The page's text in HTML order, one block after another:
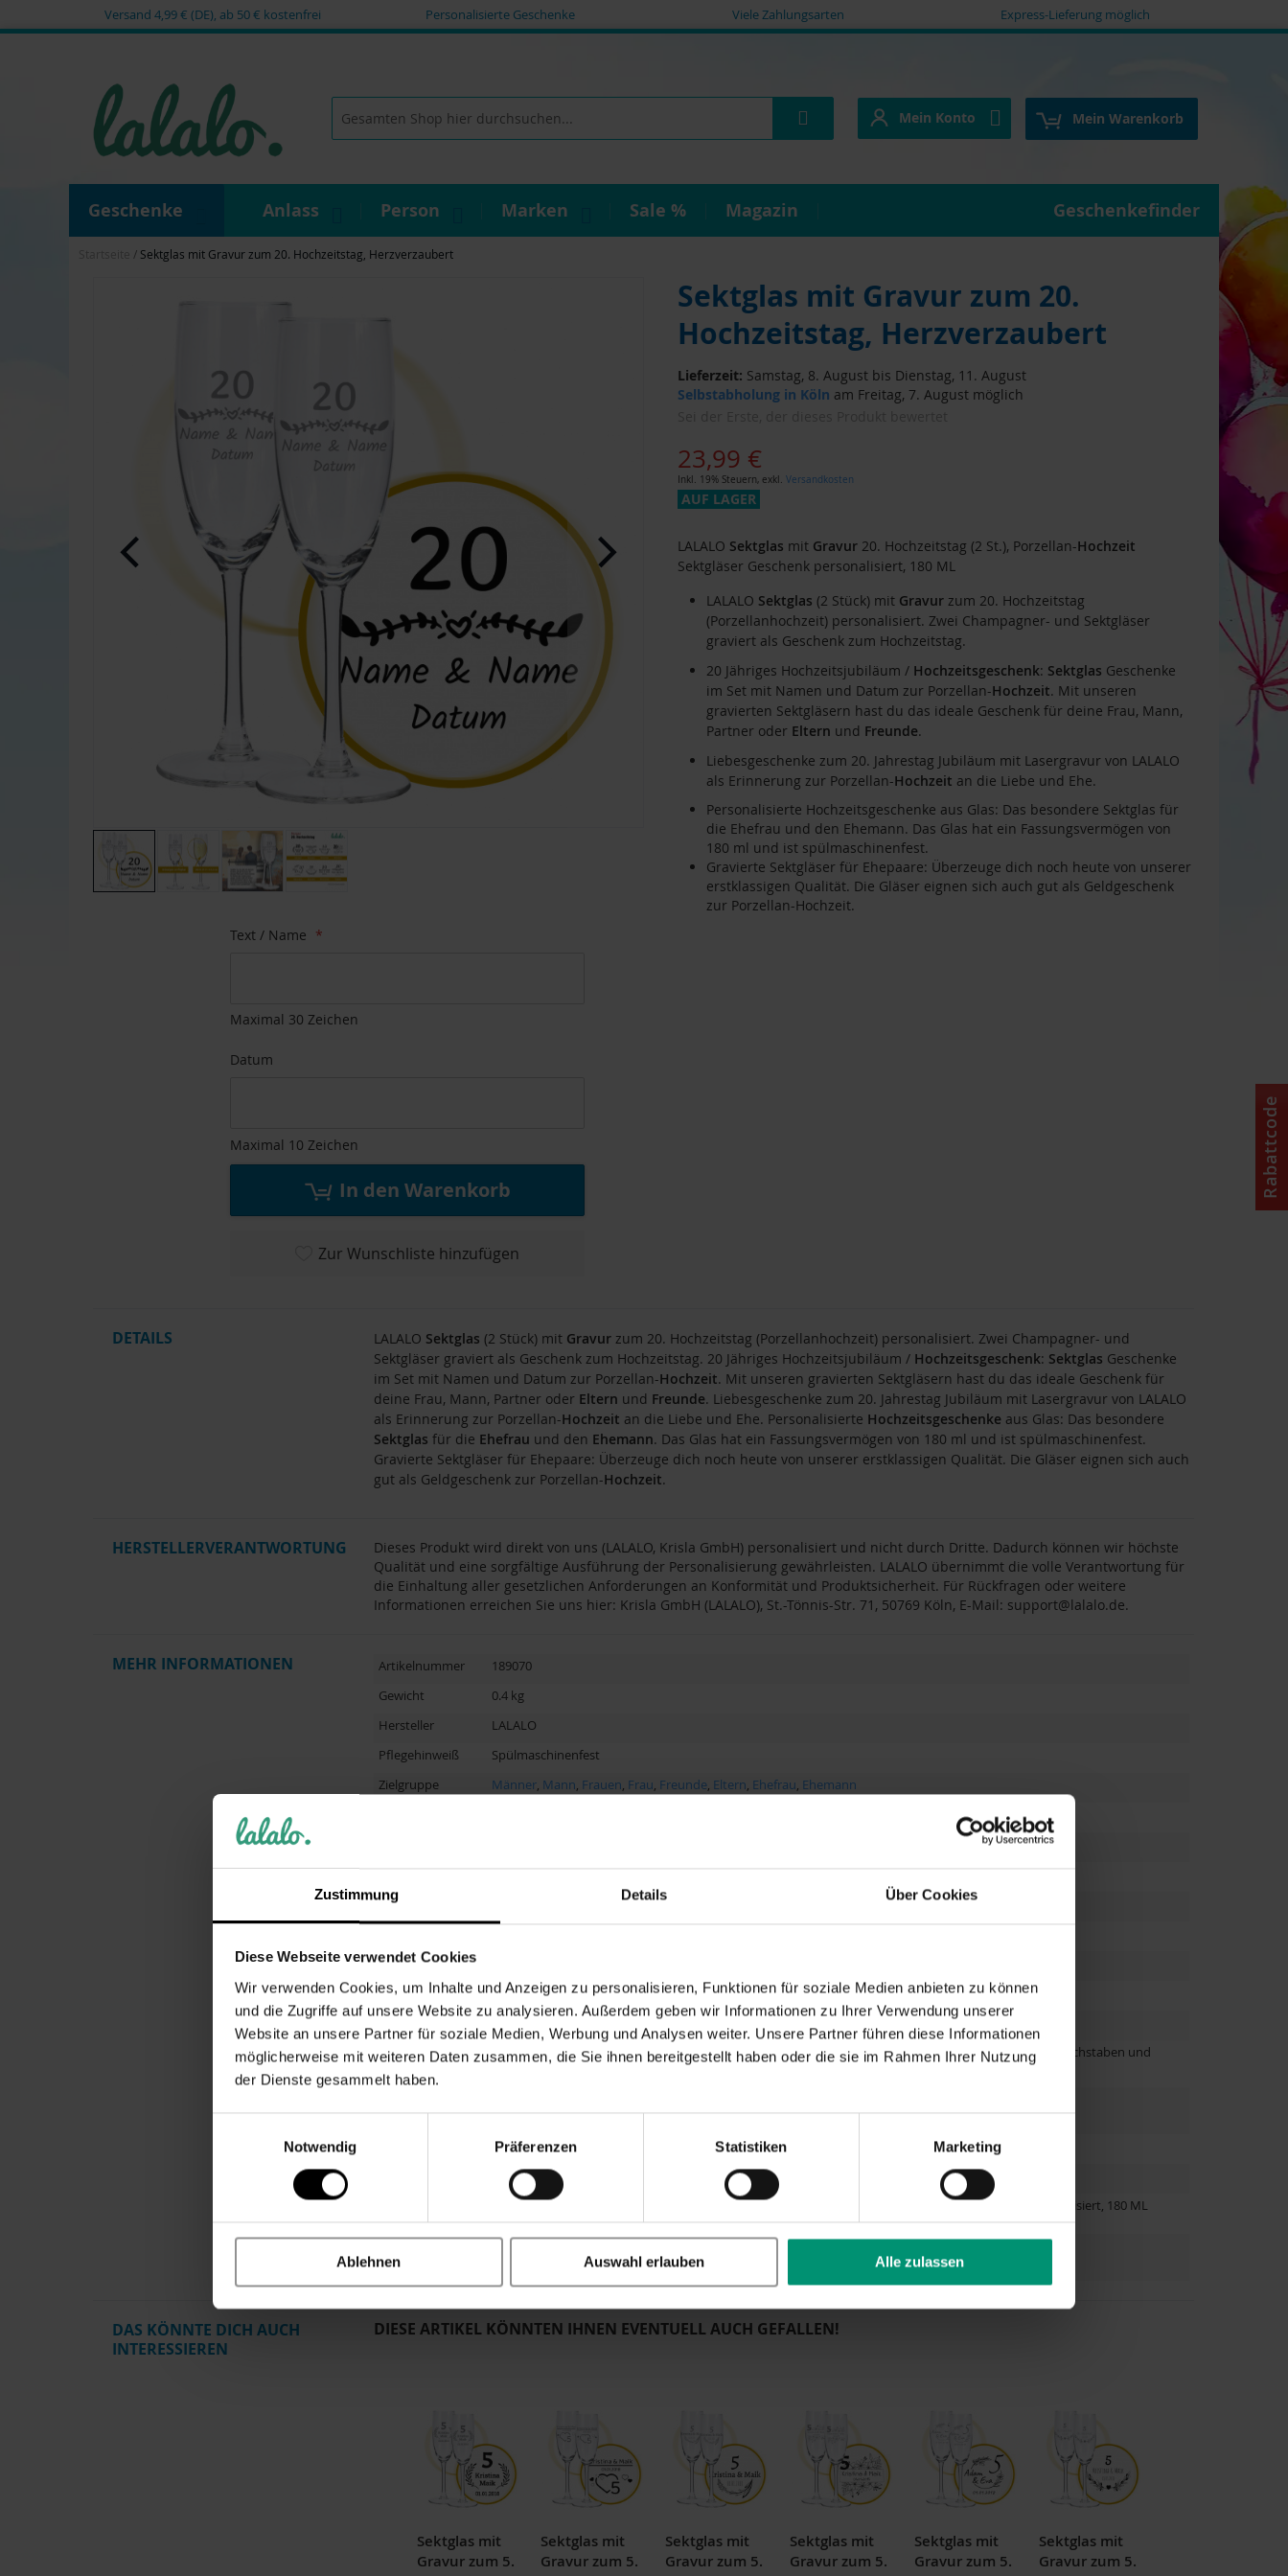
Zustimmung Details Über Cookies
Diese Webseite verwendet Cookies
Wir verwenden Cookies, um Inhalte und Anzeigen zu personalisieren, Funktionen für soziale Medien anbieten zu können
und die Zugriffe auf unsere Website zu analysieren. Außerdem geben wir Informationen zu Ihrer Verwendung unserer
Website an unsere Partner für soziale Medien, Werbung und Analysen weiter. Unsere Partner führen diese Informationen
möglicherweise mit weiteren Daten zusammen, die Sie ihnen bereitgestellt haben oder die sie im Rahmen Ihrer Nutzung
der Dienste gesammelt haben.
Notwendig
Präferenzen Statistiken Marketing
Ablehnen Auswahl erlauben Alle zulassen
Versand 4,99 € (DE), ab 50 € kostenfrei Personalisierte Geschenke Viele Zahlungsarten Express-Lieferung möglich
springen
Mein Warenkorb
Mein Konto
Mein Konto
Geschenke Anlass Person Marken Sale % Magazin Geschenkefinder
Sektglas mit Gravur zum 20. Hochzeitstag, Herzverzaubert
Sektglas mit Gravur zum 20.
Hochzeitstag, Herzverzaubert
Lieferzeit: Samstag, 8. August bis Dienstag, 11. August
Selbstabholung in Köln am Freitag, 7. August möglich
23,99 €
Inkl. 19% Steuern, exkl. Versandkosten
AUF LAGER
LALALO Sektglas mit Gravur20. Hochzeitstag (2 St.), Porzellan-Hochzeit
Sektgläser Geschenk personalisiert, 180 ML
LALALO Sektglas (2 Stück) mit Gravurzum 20. Hochzeitstag
(Porzellanhochzeit) personalisiert. Zwei Champagner- und Sektgläser
graviert als Geschenk zum Hochzeitstag.
20 Jähriges Hochzeitsjubiläum / Hochzeitsgeschenk: Sektglas Geschenke
im Set mit Namen und Datum zur Porzellan-Hochzeit. Mit unseren
gravierten Sektgläsern hast du das ideale Geschenk für deine Frau, Mann,
Partner oder Eltern und Freunde.
Liebesgeschenke zum 20. Jahrestag Jubiläum mit Lasergravur von LALALO
als Erinnerung zur Porzellan-Hochzeit an die Liebe und Ehe.
Personalisierte Hochzeitsgeschenke aus Glas: Das besondere Sektglas für
die Ehefrau und den Ehemann. Das Glas hat ein Fassungsvermögen von
180 ml und ist spülmaschinenfest.
Gravierte Sektgläser für Ehepaare: Überzeuge dich noch heute von unserer
erstklassigen Qualität. Die Gläser eignen sich auch gut als Geldgeschenk
zur Porzellan-Hochzeit.
Text / Name
Maximal 30 Zeichen
Datum
Maximal 10 Zeichen
In den Warenkorb
Zur Wunschliste hinzufügen
DETAILS LALALO Sektglas (2 Stück) mit Gravurzum 20. Hochzeitstag (Porzellanhochzeit) personalisiert. Zwei Champagner- und
Sektgläser graviert als Geschenk zum Hochzeitstag. 20 Jähriges Hochzeitsjubiläum / Hochzeitsgeschenk: Sektglas Geschenke
im Set mit Namen und Datum zur Porzellan-Hochzeit. Mit unseren gravierten Sektgläsern hast du das ideale Geschenk für
deine Frau, Mann, Partner oder Eltern und Freunde. Liebesgeschenke zum 20. Jahrestag Jubiläum mit Lasergravur von LALALO
als Erinnerung zur Porzellan-Hochzeit an die Liebe und Ehe. Personalisierte Hochzeitsgeschenke aus Glas: Das besondere
Sektglas für die Ehefrau und den Ehemann. Das Glas hat ein Fassungsvermögen von 180 ml und ist spülmaschinenfest.
Gravierte Sektgläser für Ehepaare: Überzeuge dich noch heute von unserer erstklassigen Qualität. Die Gläser eignen sich auch
gut als Geldgeschenk zur Porzellan-Hochzeit.
HERSTELLERVERANTWORTUNG
Dieses Produkt wird direkt von uns (LALALO, Krisla GmbH) personalisiert und nicht durch Dritte. Dadurch können wir höchste
Qualität und eine sorgfältige Ausführung der Personalisierung gewährleisten. LALALO übernimmt die volle Verantwortung für
die Einhaltung aller gesetzlichen Anforderungen an Konformität und Produktsicherheit. Für Rückfragen oder weitere
Informationen erreichen Sie uns hier: Krisla GmbH (LALALO), St.-Tönnis-Str. 71, 50769 Köln, E-Mail: support@lalalo.de.
MEHR INFORMATIONEN Artikelnummer
189070
Gewicht
0.4 kg
Hersteller
LALALO
Pflegehinweiß
Spülmaschinenfest
Zielgruppe
Männer, Mann, Frauen, Frau, Freunde, Eltern, Ehefrau, Ehemann
Muster
Herz
Altersgruppe
Material
Altersempfehlung
18-20 Jahre, 20-24 Jahre
Größe
21 x 5.4 x 5.4 cm. 180 ML
Hinweise
Die Größe der Gravur und die Position variieren möglicherweise je nach gewählter Schriftart, Anzahl Buchstaben und
Motiv. Die Gravur kann von dem Beispielfoto abweichen.
Artikelnummer
8719202430042
Sektglas
LALALOSektglas 20. Hochzeitstag (2 St.), Porzellan- Sektgläser Geschenk personalisiert, 180 ML
Geschenk nach
Art
Originell,Romantisch,Liebevoll,Exklusiv,Besondere ,Ausgefallen,Persönlich,Praktisch
DAS KÖNNTE DICH AUCH
INTERESSIEREN
DIESE ARTIKEL KÖNNTEN IHNEN EVENTUELL AUCH GEFALLEN!
Sektglas mit
Gravur zum 5.
Sektglas mit
Gravur zum 5.
Sektglas mit
Gravur zum 5.
Sektglas mit
Gravur zum 5.
Sektglas mit
Gravur zum 5.
Sektglas mit
Gravur zum 5.
Rabattcode